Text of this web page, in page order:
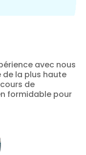
avec nous
de la plus haute
de
formidable pour